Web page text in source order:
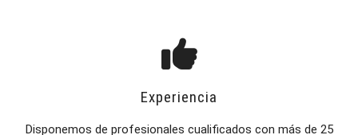
Experiencia
Disponemos de profesionales cualificados con más de 25